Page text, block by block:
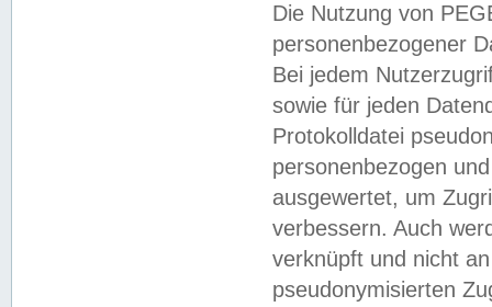
Die Nutzung von
personenbezogener
Bei jedem
sowie für jeden
Protokolldatei
personenbezogen
ausgewertet, um
verbessern. Auch
verknüpft und nicht
pseudonymisierten